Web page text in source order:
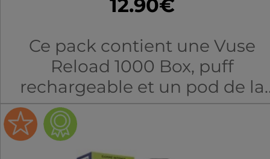
12.90€
Ce pack contient une Vuse
Reload 1000 Box, puff
rechargeable et un pod de la
gamme intense saveur
Ice. Compatible avec les
recharges Vuse ePod/Pro.